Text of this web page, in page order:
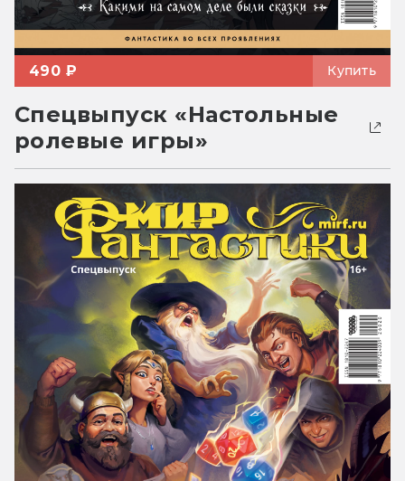
490 ₽ Купить
Спецвыпуск «Настольные
ролевые игры»